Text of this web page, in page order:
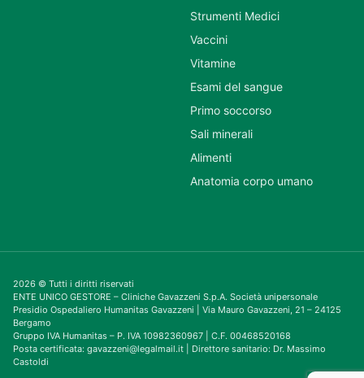
Strumenti Medici
Vaccini
Vitamine
Esami del sangue
Primo soccorso
Sali minerali
Alimenti
Anatomia corpo umano
2026 © Tutti i diritti riservati
ENTE UNICO GESTORE – Cliniche Gavazzeni S.p.A. Società unipersonale
Presidio Ospedaliero Humanitas Gavazzeni | Via Mauro Gavazzeni, 21 – 24125
Bergamo
Gruppo IVA Humanitas – P. IVA 10982360967 | C.F. 00468520168
Posta certificata: gavazzeni@legalmail.it | Direttore sanitario: Dr. Massimo
Castoldi